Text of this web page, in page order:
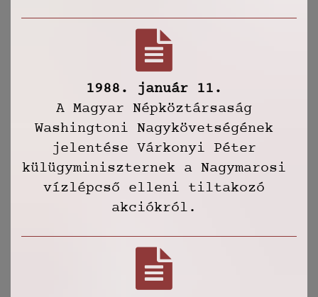
1988. január 11.
A Magyar Népköztársaság
Washingtoni Nagykövetségének
jelentése Várkonyi Péter
külügyminiszternek a Nagymarosi
vízlépcső elleni tiltakozó
akciókról.